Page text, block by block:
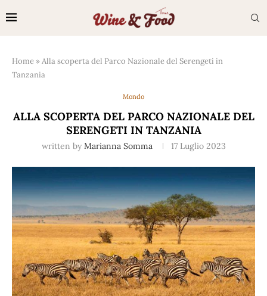
Home »Alla scoperta del Parco Nazionale del Serengeti in
Tanzania
Mondo
ALLA SCOPERTA DEL PARCO NAZIONALE DEL
SERENGETI IN TANZANIA
written by Marianna Somma 17 Luglio 2023